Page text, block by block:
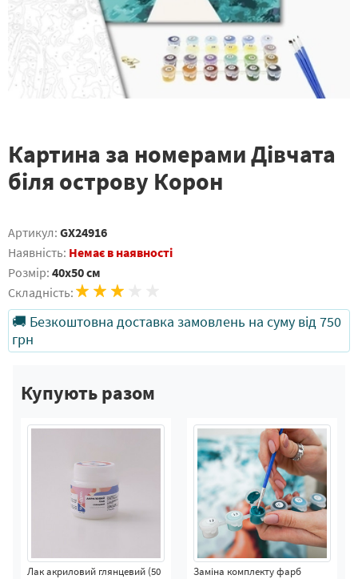
Картина за номерами Дівчата
біля острову Корон
Артикул: GX24916
Наявність: Немає в наявності
Розмір: 40x50 см
Складність:
🚚 Безкоштовна доставка замовлень на суму від 750
грн
Купують разом
Лак акриловий глянцевий (50
Заміна комплекту фарб